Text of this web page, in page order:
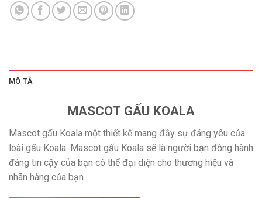
MÔ TẢ
MASCOT GẤU KOALA
Mascot gấu Koala một thiết kế mang đầy sự đáng yêu của
loài gấu Koala. Mascot gấu Koala sẽ là người bạn đồng hành
đáng tin cậy của bạn có thể đại diện cho thương hiệu và
nhãn hàng của bạn.